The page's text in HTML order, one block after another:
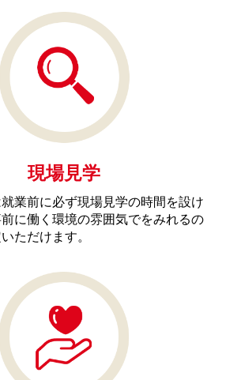
現場見学
業前に必ず現場見学の時間を設け
に働く環境の雰囲気でをみれるの
ただけます。